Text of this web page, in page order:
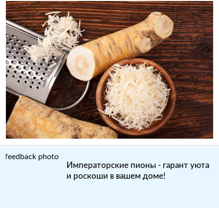
Императорские пионы - гарант уюта
и роскоши в вашем доме!